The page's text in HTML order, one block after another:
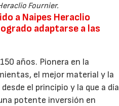
Fournier.
a Naipes Heraclio
adaptarse a las
años. Pionera en la
el mejor material y la
el principio y la que a día
potente inversión en